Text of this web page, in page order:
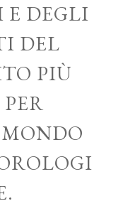
E DEGLI
DEL
PIÙ